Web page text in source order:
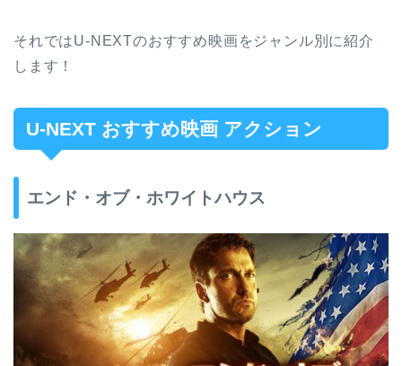
それではU-NEXTのおすすめ映画をジャンル別に紹介
します！
U-NEXT おすすめ映画 アクション
エンド・オブ・ホワイトハウス